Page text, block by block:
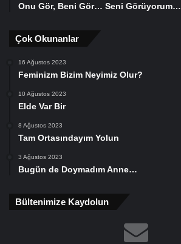
Onu Gör, Beni Gör… Seni Görüyorum…
Çok Okunanlar
16 Ağustos 2023
Feminizm Bizim Neyimiz Olur?
10 Ağustos 2023
Elde Var Bir
8 Ağustos 2023
Tam Ortasındayım Yolun
3 Ağustos 2023
Bugün de Doymadım Anne…
Bültenimize Kaydolun